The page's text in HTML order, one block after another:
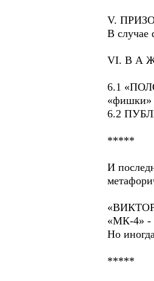
V.
В случае
VI. В А
6.1
«фишки»
6.2
*****
И
«МК-4» -
Но
*****